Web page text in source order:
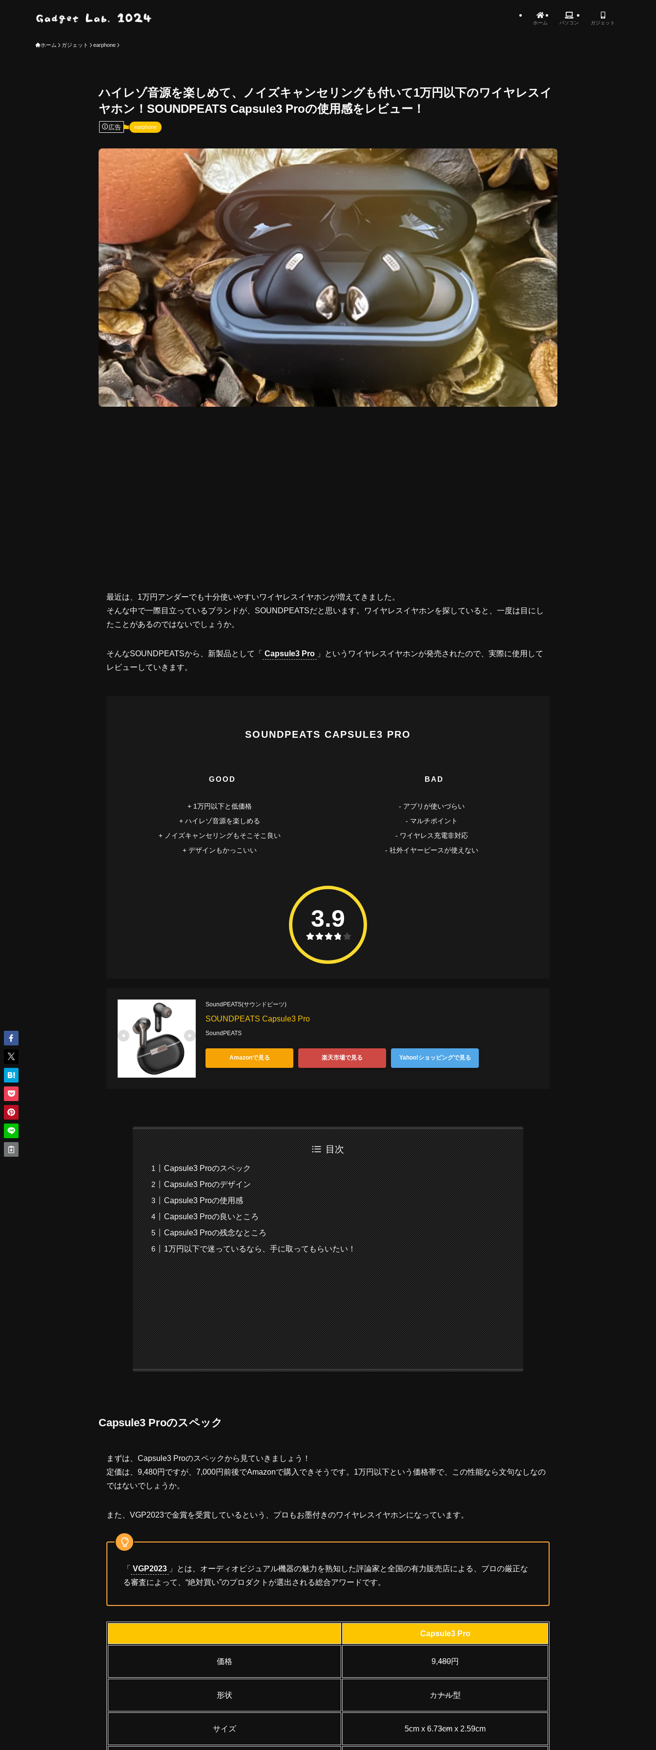
ホーム パソコン ガジェット
ホーム ガジェット earphone
ハイレゾ音源を楽しめて、ノイズキャンセリングも付いて1万円以下のワイヤレスイ
ヤホン！SOUNDPEATS Capsule3 Proの使用感をレビュー！
広告 earphone
最近は、1万円アンダーでも十分使いやすいワイヤレスイヤホンが増えてきました。
そんな中で一際目立っているブランドが、SOUNDPEATSだと思います。ワイヤレスイヤホンを探していると、一度は目にし
たことがあるのではないでしょうか。
そんなSOUNDPEATSから、新製品として「 Capsule3 Pro 」というワイヤレスイヤホンが発売されたので、実際に使用して
レビューしていきます。
SOUNDPEATS CAPSULE3 PRO
GOOD
1万円以下と低価格
ハイレゾ音源を楽しめる
ノイズキャンセリングもそこそこ良い
デザインもかっこいい
BAD
アプリが使いづらい
マルチポイント
ワイヤレス充電非対応
社外イヤーピースが使えない
3.9
SoundPEATS(サウンドピーツ)
SOUNDPEATS Capsule3 Pro
SoundPEATS
Amazonで見る 楽天市場で見る Yahoo!ショッピングで見る
目次
Capsule3 Proのスペック
Capsule3 Proのデザイン
Capsule3 Proの使用感
Capsule3 Proの良いところ
Capsule3 Proの残念なところ
1万円以下で迷っているなら、手に取ってもらいたい！
Capsule3 Proのスペック
まずは、Capsule3 Proのスペックから見ていきましょう！
定価は、9,480円ですが、7,000円前後でAmazonで購入できそうです。1万円以下という価格帯で、この性能なら文句なしなの
ではないでしょうか。
また、VGP2023で金賞を受賞しているという、プロもお墨付きのワイヤレスイヤホンになっています。
「 VGP2023 」とは、オーディオビジュアル機器の魅力を熟知した評論家と全国の有力販売店による、プロの厳正な
る審査によって、“絶対買い”のプロダクトが選出される総合アワードです。
Capsule3 Pro
価格 9,480円
形状 カナル型
サイズ ‎5cm x 6.73cm x 2.59cm